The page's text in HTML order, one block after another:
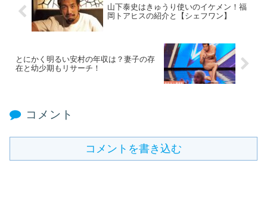
山下泰史はきゅうり使いのイケメン！福
岡トアヒスの紹介と【シェフワン】
とにかく明るい安村の年収は？妻子の存
在と幼少期もリサーチ！
コメント
コメントを書き込む